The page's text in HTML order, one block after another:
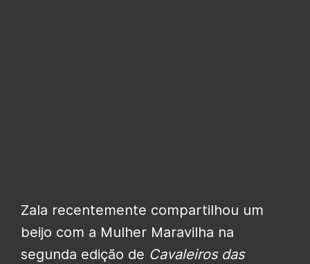
Zala recentemente compartilhou um
beijo com a Mulher Maravilha na
segunda edição de Cavaleiros das